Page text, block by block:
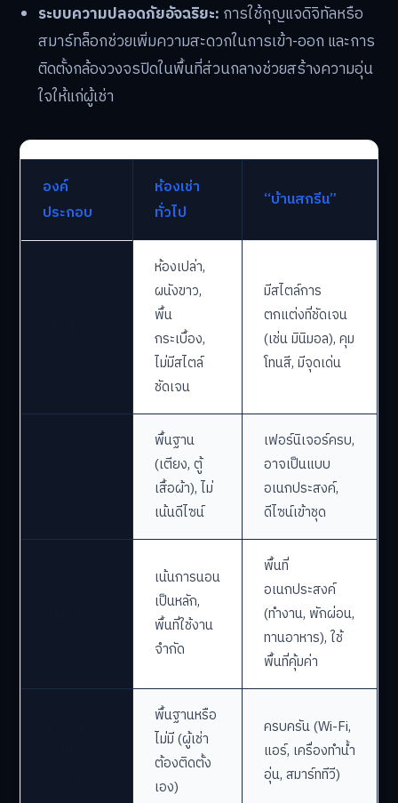
ระบบความปลอดภัยอัจฉริยะ: การใช้กุญแจดิจิทัลหรือ
สมาร์ทล็อกช่วยเพิ่มความสะดวกในการเข้า-ออก และการ
ติดตั้งกล้องวงจรปิดในพื้นที่ส่วนกลางช่วยสร้างความอุ่น
ใจให้แก่ผู้เช่า
องค์
ประกอบ
ห้องเช่า
ทั่วไป
“บ้านสกรีน”
ห้องเปล่า,
ผนังขาว,
พื้น
กระเบื้อง,
ไม่มีสไตล์
ชัดเจน
มีสไตล์การ
ตกแต่งที่ชัดเจน
(เช่น มินิมอล), คุม
โทนสี, มีจุดเด่น
พื้นฐาน
(เตียง, ตู้
เสื้อผ้า), ไม่
เน้นดีไซน์
เฟอร์นิเจอร์ครบ,
อาจเป็นแบบ
อเนกประสงค์,
ดีไซน์เข้าชุด
เน้นการนอน
เป็นหลัก,
พื้นที่ใช้งาน
จำกัด
พื้นที่
อเนกประสงค์
(ทำงาน, พักผ่อน,
ทานอาหาร), ใช้
พื้นที่คุ้มค่า
พื้นฐานหรือ
ไม่มี (ผู้เช่า
ต้องติดตั้ง
เอง)
ครบครัน (Wi-Fi,
แอร์, เครื่องทำน้ำ
อุ่น, สมาร์ททีวี)